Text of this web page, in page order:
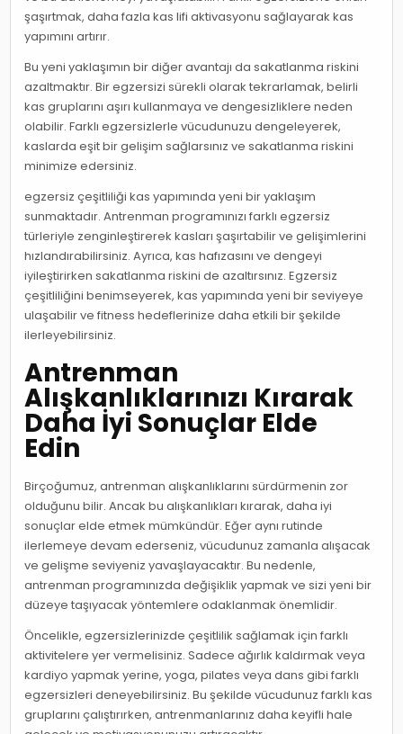
şaşırtmak, daha fazla kas lifi aktivasyonu sağlayarak kas
yapımını artırır.
Bu yeni yaklaşımın bir diğer avantajı da sakatlanma riskini
azaltmaktır. Bir egzersizi sürekli olarak tekrarlamak, belirli
kas gruplarını aşırı kullanmaya ve dengesizliklere neden
olabilir. Farklı egzersizlerle vücudunuzu dengeleyerek,
kaslarda eşit bir gelişim sağlarsınız ve sakatlanma riskini
minimize edersiniz.
egzersiz çeşitliliği kas yapımında yeni bir yaklaşım
sunmaktadır. Antrenman programınızı farklı egzersiz
türleriyle zenginleştirerek kasları şaşırtabilir ve gelişimlerini
hızlandırabilirsiniz. Ayrıca, kas hafızasını ve dengeyi
iyileştirirken sakatlanma riskini de azaltırsınız. Egzersiz
çeşitliliğini benimseyerek, kas yapımında yeni bir seviyeye
ulaşabilir ve fitness hedeflerinize daha etkili bir şekilde
ilerleyebilirsiniz.
Antrenman
Alışkanlıklarınızı Kırarak
Daha İyi Sonuçlar Elde
Edin
Birçoğumuz, antrenman alışkanlıklarını sürdürmenin zor
olduğunu bilir. Ancak bu alışkanlıkları kırarak, daha iyi
sonuçlar elde etmek mümkündür. Eğer aynı rutinde
ilerlemeye devam ederseniz, vücudunuz zamanla alışacak
ve gelişme seviyeniz yavaşlayacaktır. Bu nedenle,
antrenman programınızda değişiklik yapmak ve sizi yeni bir
düzeye taşıyacak yöntemlere odaklanmak önemlidir.
Öncelikle, egzersizlerinizde çeşitlilik sağlamak için farklı
aktivitelere yer vermelisiniz. Sadece ağırlık kaldırmak veya
kardiyo yapmak yerine, yoga, pilates veya dans gibi farklı
egzersizleri deneyebilirsiniz. Bu şekilde vücudunuz farklı kas
gruplarını çalıştırırken, antrenmanlarınız daha keyifli hale